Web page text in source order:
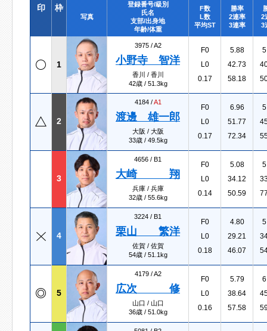
印 枠
写真
登録番号/級別
氏名
支部/出身地
年齢/体重
F数
L数
平均ST
勝率
2連率
3連率
2
3
1
3975 /A2
小野寺 智洋
香川 / 香川
42歳 / 51.3kg
F0
L0
0.17
5.88
42.73
58.18
2
4184 /A1
渡邊 雄一郎
大阪 / 大阪
33歳 / 49.5kg
F0
L0
0.17
6.96
51.77
72.34
3
4656 / B1
大崎 翔
兵庫 / 兵庫
32歳 / 55.6kg
F0
L0
0.14
5.08
34.12
50.59
4
3224 / B1
栗山 繁洋
佐賀 / 佐賀
54歳 / 51.1kg
F0
L0
0.18
4.80
29.21
46.07
5
4179 /A2
広次 修
山口 / 山口
36歳 / 51.0kg
F0
L0
0.16
5.79
38.64
57.58